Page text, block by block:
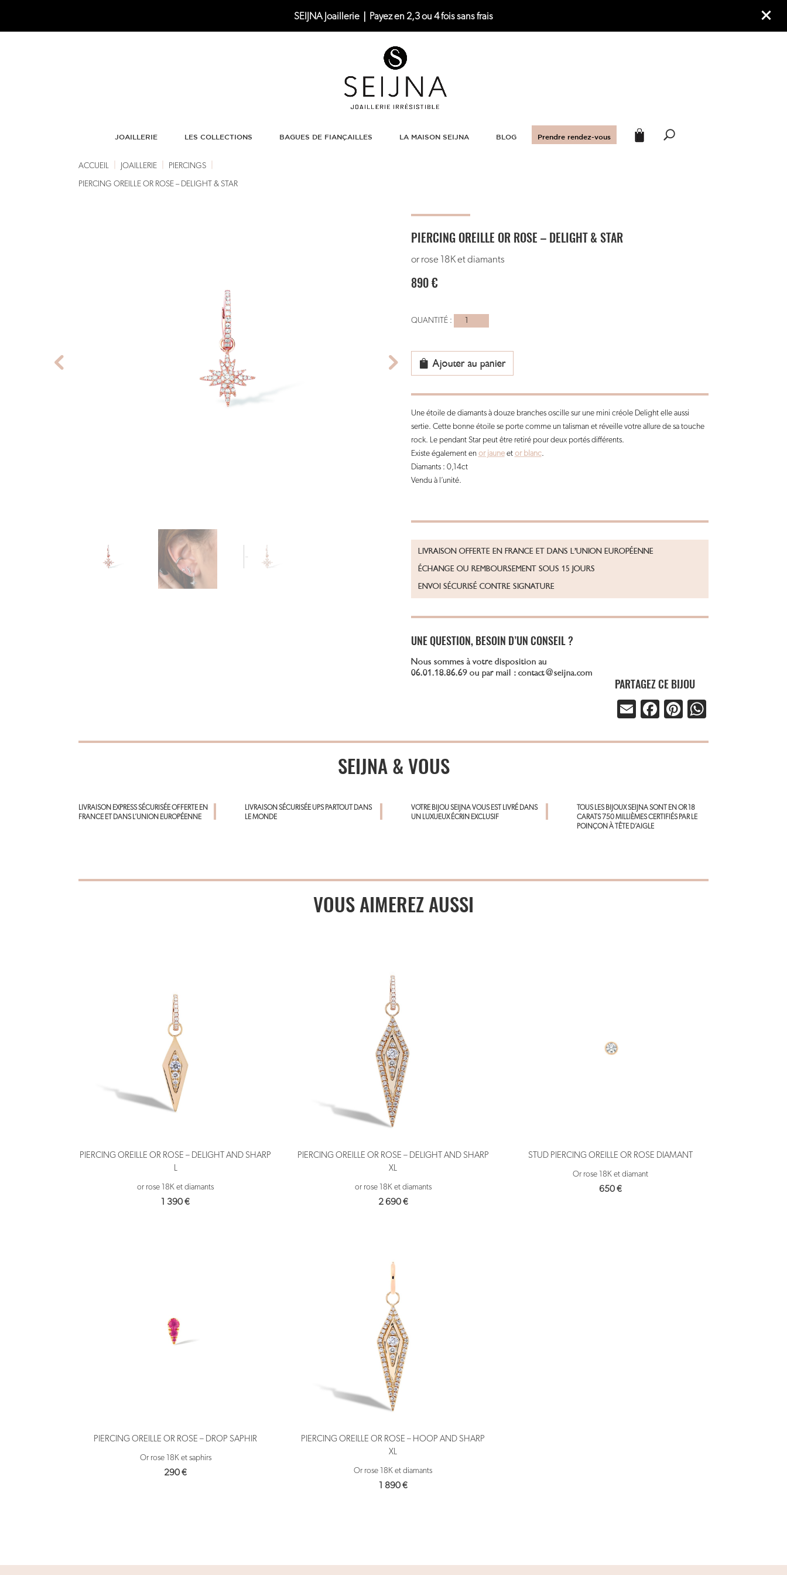
SEIJNA Joaillerie｜Payez en 2,3 ou 4 fois sans frais
JOAILLERIE LES COLLECTIONS BAGUES DE FIANÇAILLES LA MAISON SEIJNA BLOG Prendre rendez-vous
ACCUEIL JOAILLERIE PIERCINGS
PIERCING OREILLE OR ROSE – DELIGHT & STAR
PIERCING OREILLE OR ROSE – DELIGHT & STAR
or rose 18K et diamants
890€
quantité
Oreille
or
delight
&
star
Ajouter au panier
Une étoile de diamants à douze branches oscille sur une mini créole Delight elle aussi
sertie. Cette bonne étoile se porte comme un talisman et réveille votre allure de sa touche
rock. Le pendant Star peut être retiré pour deux portés différents.
Existe également en or jauneet or blanc.
Diamants : 0,14ct
Vendu à l’unité.
LIVRAISON OFFERTE EN FRANCE ET DANS L’UNION EUROPÉENNE
ÉCHANGE OU REMBOURSEMENT SOUS 15 JOURS
ENVOI SÉCURISÉ CONTRE SIGNATURE
UNE QUESTION, BESOIN D’UN CONSEIL ?
Nous sommes à votre disposition au
06.01.18.86.69 ou par mail : contact@seijna.com
PARTAGEZ CE BIJOU
E
ail
Fa
b
Pi
er ts
SEIJNA & VOUS
LIVRAISON EXPRESS SÉCURISÉE OFFERTE EN
FRANCE ET DANS L’UNION EUROPÉENNE
LIVRAISON SÉCURISÉE UPS PARTOUT DANS
LE MONDE
VOTRE BIJOU SEIJNA VOUS EST LIVRÉ DANS
UN LUXUEUX ÉCRIN EXCLUSIF
TOUS LES BIJOUX SEIJNA SONT EN OR 18
CARATS 750 MILLIÈMES CERTIFIÉS PAR LE
POINÇON À TÊTE D’AIGLE
VOUS AIMEREZ AUSSI
PIERCING OREILLE OR ROSE – DELIGHT AND SHARP
L
or rose 18K et diamants
1 390€
PIERCING OREILLE OR ROSE – DELIGHT AND SHARP
XL
or rose 18K et diamants
2 690€
STUD PIERCING OREILLE OR ROSE DIAMANT
Or rose 18K et diamant
650€
PIERCING OREILLE OR ROSE – DROP SAPHIR
Or rose 18K et saphirs
290€
PIERCING OREILLE OR ROSE – HOOP AND SHARP
XL
Or rose 18K et diamants
1 890€